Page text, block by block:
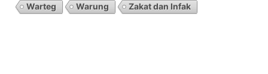
Warteg
Warung Zakat dan Infak